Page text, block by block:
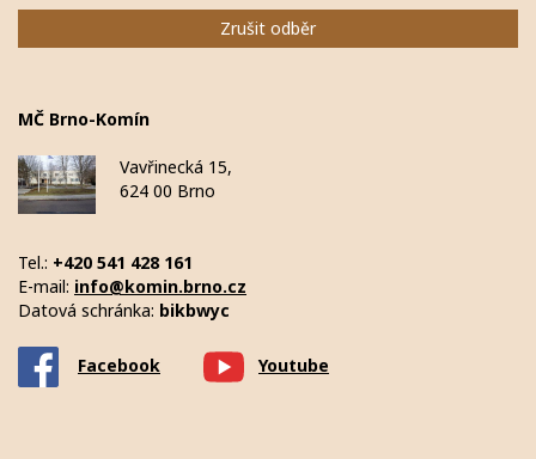
Zrušit odběr
MČ Brno-Komín
Vavřinecká 15,
624 00 Brno
Tel.: +420 541 428 161
E-mail: info@komin.brno.cz
Datová schránka: bikbwyc
Facebook Youtube